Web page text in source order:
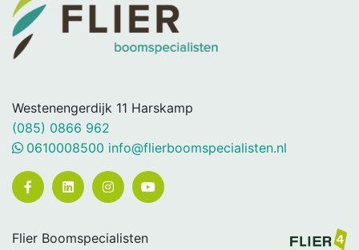
Westenengerdijk 11 Harskamp
(085) 0866 962
0610008500 info@flierboomspecialisten.nl
Flier Boomspecialisten